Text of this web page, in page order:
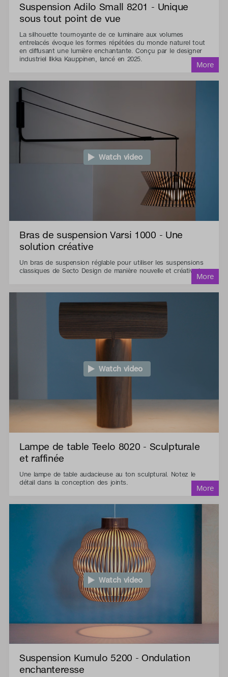
Suspension Adilo Small 8201 - Unique
sous tout point de vue
La silhouette tournoyante de ce luminaire aux volumes
entrelacés évoque les formes répétées du monde naturel tout
en diffusant une lumière enchantante. Conçu par le designer
industriel Ilkka Kauppinen, lancé en 2025.
Watch video
Bras de suspension Varsi 1000 - Une
solution créative
Un bras de suspension réglable pour utiliser les suspensions
classiques de Secto Design de manière nouvelle et créative !
Watch video
Lampe de table Teelo 8020 - Sculpturale
et raffinée
Une lampe de table audacieuse au ton sculptural. Notez le
détail dans la conception des joints.
Watch video
Suspension Kumulo 5200 - Ondulation
enchanteresse